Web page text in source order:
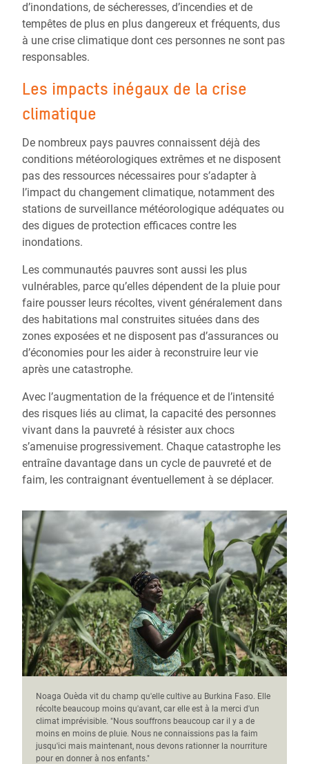
d’inondations, de sécheresses, d’incendies et de
tempêtes de plus en plus dangereux et fréquents, dus
à une crise climatique dont ces personnes ne sont pas
responsables.
Les impacts inégaux de la crise
climatique
De nombreux pays pauvres connaissent déjà des
conditions météorologiques extrêmes et ne disposent
pas des ressources nécessaires pour s’adapter à
l’impact du changement climatique, notamment des
stations de surveillance météorologique adéquates ou
des digues de protection efficaces contre les
inondations.
Les communautés pauvres sont aussi les plus
vulnérables, parce qu’elles dépendent de la pluie pour
faire pousser leurs récoltes, vivent généralement dans
des habitations mal construites situées dans des
zones exposées et ne disposent pas d’assurances ou
d’économies pour les aider à reconstruire leur vie
après une catastrophe.
Avec l’augmentation de la fréquence et de l’intensité
des risques liés au climat, la capacité des personnes
vivant dans la pauvreté à résister aux chocs
s’amenuise progressivement. Chaque catastrophe les
entraîne davantage dans un cycle de pauvreté et de
faim, les contraignant éventuellement à se déplacer.
Noaga Ouèda vit du champ qu'elle cultive au Burkina Faso. Elle
récolte beaucoup moins qu'avant, car elle est à la merci d'un
climat imprévisible. "Nous souffrons beaucoup car il y a de
moins en moins de pluie. Nous ne connaissions pas la faim
jusqu'ici mais maintenant, nous devons rationner la nourriture
pour en donner à nos enfants."